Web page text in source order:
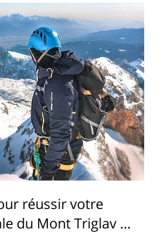
réussir votre
du Mont Triglav :